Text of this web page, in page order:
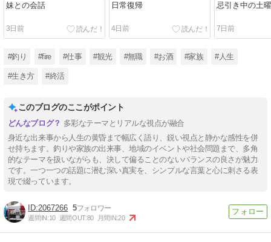
妹との会話
3日前
日常復帰
4日前
忌引き中の土
7日前
#釣り #fire #仕事 #観光 #無職 #お酒 #家族 #人生
#生き方 #終活
このブログのここがポイント
多彩なテーマとリアルな視点が融合
身近な出来事から人生の黄昏まで幅広く語り、鋭い視点と静かな感性を併
せ持ちます。釣りや家族の出来事、地域のイベントや社会問題まで、多角
的なテーマを扱いながらも、決して偏ることのないバランスの良さが魅力
です。一つ一つの話題に潜む深い真実を、シンプルな言葉と心に刺さる表
現で綴っています。
2067266 5
週間IN:10 週間OUT:80 月間IN:20